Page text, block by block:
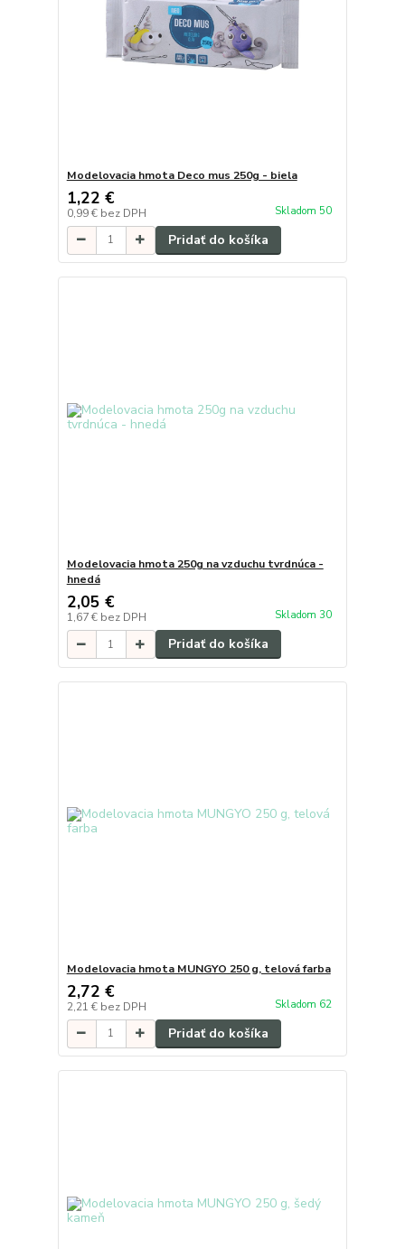
Modelovacia hmota Deco mus 250g - biela
1,22 €
0,99 € bez DPH Skladom 50
Pridať do košíka
Modelovacia hmota 250g na vzduchu tvrdnúca -
hnedá
2,05 €
1,67 € bez DPH Skladom 30
Pridať do košíka
Modelovacia hmota MUNGYO 250 g, telová farba
2,72 €
2,21 € bez DPH Skladom 62
Pridať do košíka